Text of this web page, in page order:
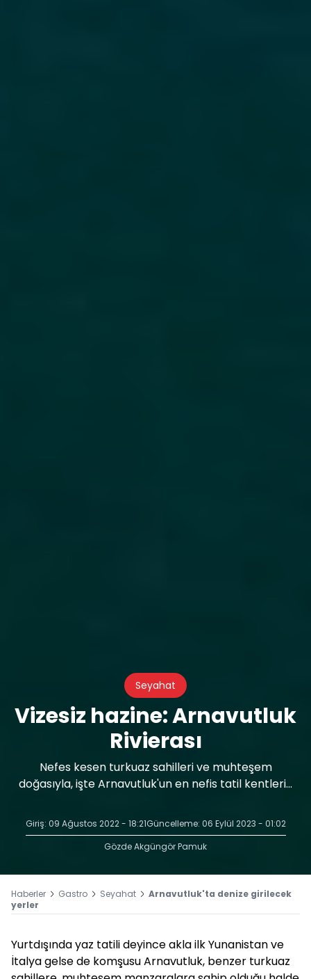
Seyahat
Vizesiz hazine: Arnavutluk
Rivierası
Nefes kesen turkuaz sahilleri ve muhteşem
doğasıyla, işte Arnavutluk'un en nefis tatil kentleri...
Giriş: 09 Ağustos 2022 - 18:21Güncelleme: 06 Eylül 2023 - 01:02
Gözde Akgüngör Pamuk
Haberler Gastro Seyahat
Arnavutluk'ta denize girilecek
yerler
Yurtdışında yaz tatili deyince akla ilk Yunanistan ve
İtalya gelse de komşusu Arnavutluk, benzer turkuaz